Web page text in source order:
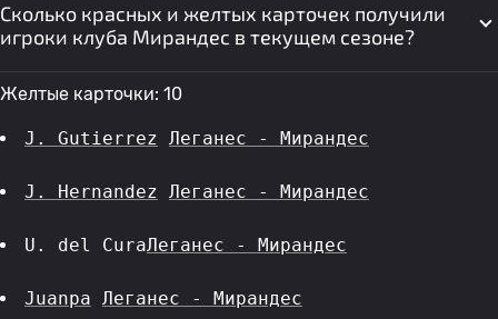
Сколько красных и желтых карточек получили
игроки клуба Мирандес в текущем сезоне?
Желтые карточки: 10
J. Gutierrez Леганес - Мирандес
J. Hernandez Леганес - Мирандес
U. del CuraЛеганес - Мирандес
Juanpa Леганес - Мирандес